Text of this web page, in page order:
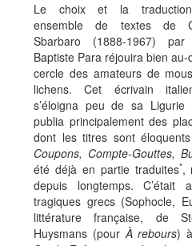
Le choix et la traduction
ensemble de textes de
Sbarbaro (1888-1967) par
Baptiste Para réjouira bien au-
cercle des amateurs de
lichens. Cet écrivain
s’éloigna peu de sa Ligurie
publia principalement des
dont les titres sont
Coupons, Compte-Gouttes,
été déjà en partie traduites*,
depuis longtemps. C’était
tragiques grecs (Sophocle,
littérature française, de
Huysmans (pourÀ rebours)